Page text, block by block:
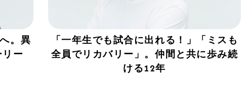
。異
ー
「一年生でも試合に出れる！」「ミスも
全員でリカバリー」。仲間と共に歩み続
ける12年